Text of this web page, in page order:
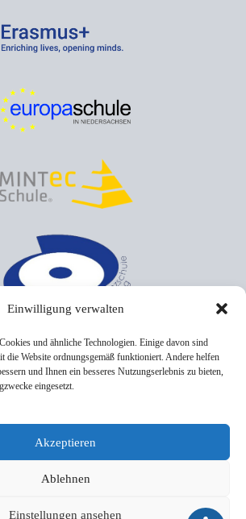
Einwilligung verwalten
und ähnliche Technologien. Einige davon sind
die Website ordnungsgemäß funktioniert. Andere helfen
und Ihnen ein besseres Nutzungserlebnis zu bieten,
eingesetzt.
Akzeptieren
Ablehnen
Einstellungen ansehen